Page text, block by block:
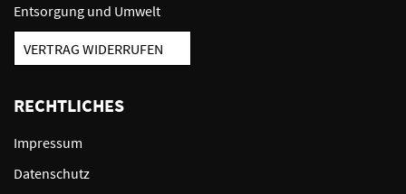
Entsorgung und Umwelt
VERTRAG WIDERRUFEN
RECHTLICHES
Impressum
Datenschutz